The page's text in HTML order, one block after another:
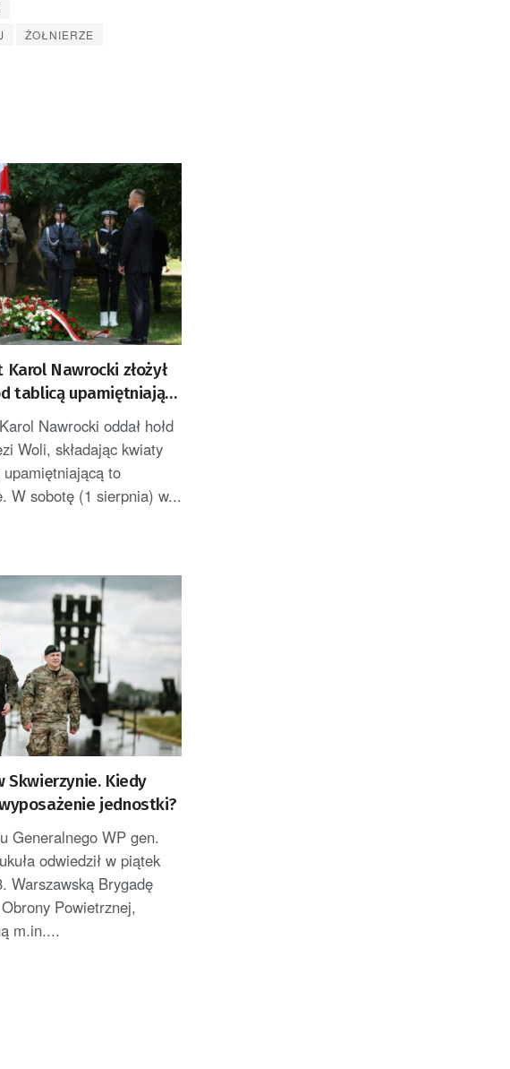
ŻOŁNIERZE
Karol Nawrocki złożył
tablicą upamiętniającą
Nawrocki oddał hołd
Woli, składając kwiaty
to
W sobotę (1 sierpnia) w...
Skwierzynie. Kiedy
jednostki?
Generalnego WP gen.
odwiedził w piątek
Warszawską Brygadę
Powietrznej,
m.in....